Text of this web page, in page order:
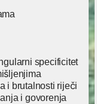
specificitet
i brutalnosti riječi
i govorenja